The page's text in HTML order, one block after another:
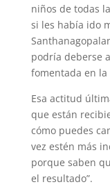
niños de todas
si les había ido
podría deberse
fomentada en la
Esa actitud
que están
cómo puedes
vez estén más
porque saben
el resultado”.